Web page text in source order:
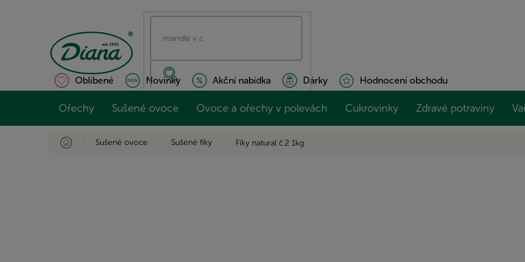
Oblíbené Novinky Akční nabídka Dárky Hodnocení obchodu
Ořechy Sušené ovoce Ovoce a ořechy v polevách Cukrovinky Zdravé potraviny
Domů Sušené ovoce Sušené fíky Fíky natural č.2 1kg